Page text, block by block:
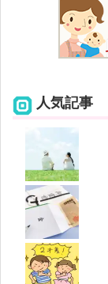
人気記事